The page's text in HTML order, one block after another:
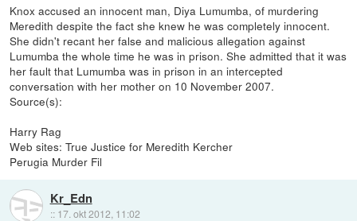
Knox accused an innocent man, Diya Lumumba, of murdering
Meredith despite the fact she knew he was completely innocent.
She didn't recant her false and malicious allegation against
Lumumba the whole time he was in prison. She admitted that it was
her fault that Lumumba was in prison in an intercepted
conversation with her mother on 10 November 2007.
Source(s):
Harry Rag
Web sites: True Justice for Meredith Kercher
Perugia Murder Fil
Kr_Edn
:: 17. okt 2012, 11:02